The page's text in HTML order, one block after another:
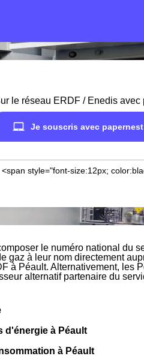
le réseau ERDF / Enedis avec
Je souscris avec papernest
<span style="font-size:12px;
le numéro national du
gaz à leur nom directement
à Péault. Alternativement, les
alternatif partenaire du
d'énergie à Péault
à Péault